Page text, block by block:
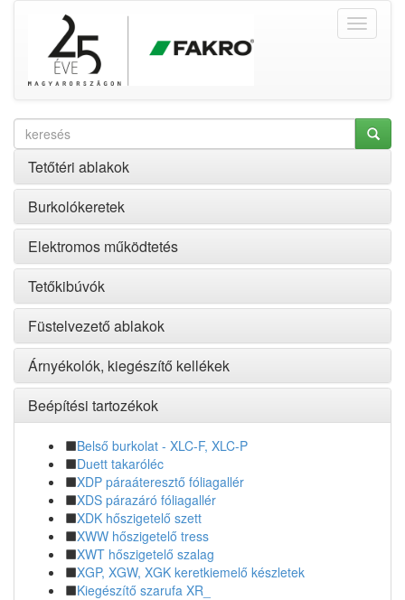
Tetőtéri ablakok
Burkolókeretek
Elektromos működtetés
Tetőkibúvók
Füstelvezető ablakok
Árnyékolók, kiegészítő kellékek
Beépítési tartozékok
Belső burkolat - XLC-F, XLC-P
Duett takaróléc
XDP páraáteresztő fóliagallér
XDS párazáró fóliagallér
XDK hőszigetelő szett
XWW hőszigetelő tress
XWT hőszigetelő szalag
XGP, XGW, XGK keretkiemelő készletek
Kiegészítő szarufa XR_